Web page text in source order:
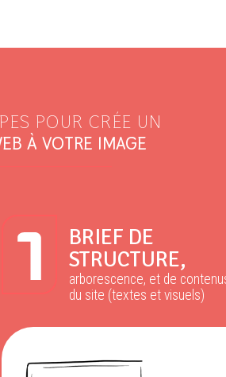
POUR CRÉE UN
À VOTRE IMAGE
BRIEF DE
STRUCTURE,
arborescence, et de
du site (textes et visuels)